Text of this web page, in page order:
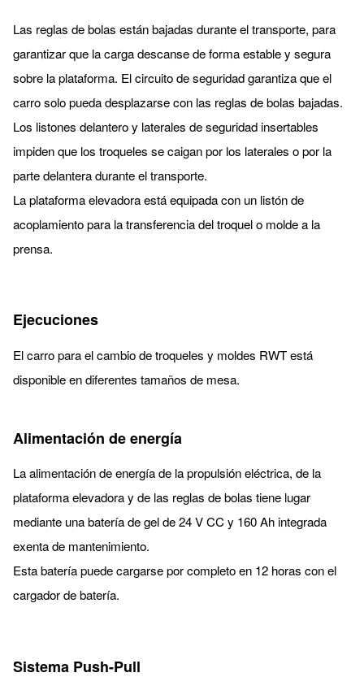
Las reglas de bolas están bajadas durante el transporte, para
garantizar que la carga descanse de forma estable y segura
sobre la plataforma. El circuito de seguridad garantiza que el
carro solo pueda desplazarse con las reglas de bolas bajadas.
Los listones delantero y laterales de seguridad insertables
impiden que los troqueles se caigan por los laterales o por la
parte delantera durante el transporte.
La plataforma elevadora está equipada con un listón de
acoplamiento para la transferencia del troquel o molde a la
prensa.
Ejecuciones
El carro para el cambio de troqueles y moldes RWT está
disponible en diferentes tamaños de mesa.
Alimentación de energía
La alimentación de energía de la propulsión eléctrica, de la
plataforma elevadora y de las reglas de bolas tiene lugar
mediante una batería de gel de 24 V CC y 160 Ah integrada
exenta de mantenimiento.
Esta batería puede cargarse por completo en 12 horas con el
cargador de batería.
Sistema Push-Pull